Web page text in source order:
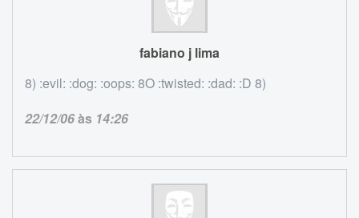
fabiano j lima
8) :evil: :dog: :oops: 8O :twisted: :dad: :D 8)
22/12/06às 14:26